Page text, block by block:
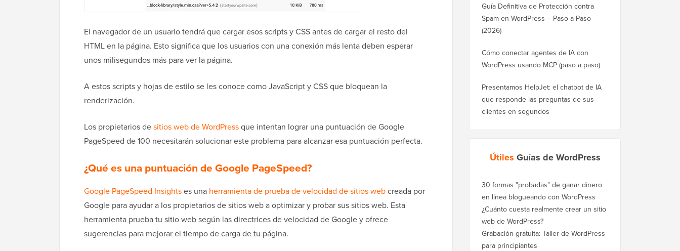
El navegador de un usuario tendrá que cargar esos scripts y CSS antes de cargar el resto del
HTML en la página. Esto significa que los usuarios con una conexión más lenta deben esperar
unos milisegundos más para ver la página.
A estos scripts y hojas de estilo se les conoce como JavaScript y CSS que bloquean la
renderización.
Los propietarios desitios web de WordPressque intentan lograr una puntuación de Google
PageSpeed de 100 necesitarán solucionar este problema para alcanzar esa puntuación perfecta.
¿Qué es una puntuación de Google PageSpeed?
Google PageSpeed Insightses una herramienta de prueba de velocidad de sitios webcreada por
Google para ayudar a los propietarios de sitios web a optimizar y probar sus sitios web. Esta
herramienta prueba tu sitio web según las directrices de velocidad de Google y ofrece
sugerencias para mejorar el tiempo de carga de tu página.
Guía Definitiva de Protección contra
Spam en WordPress – Paso a Paso
(2026)
Cómo conectar agentes de IA con
WordPress usando MCP (paso a paso)
Presentamos HelpJet: el chatbot de IA
que responde las preguntas de sus
clientes en segundos
Útiles Guías de WordPress
30 formas "probadas" de ganar dinero
en línea blogueando con WordPress
¿Cuánto cuesta realmente crear un sitio
web de WordPress?
Grabación gratuita: Taller de WordPress
para principiantes